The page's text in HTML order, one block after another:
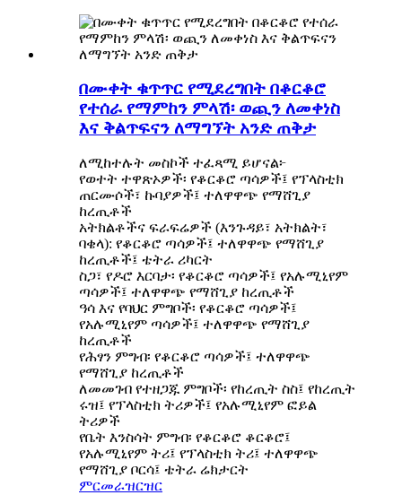
በሙቀት ቁጥጥር የሚደረግበት በቆርቆሮ
የተሰራ የማምከን ምላሽ፡ ወጪን ለመቀነስ
እና ቅልጥፍናን ለማግኘት አንድ ጠቅታ
ለሚከተሉት መስኮች ተፈጻሚ ይሆናል፦
የወተት ተዋጽኦዎች፡ የቆርቆሮ ጣሳዎች፤ የፕላስቲክ
ጠርሙሶች፣ ኩባያዎች፤ ተለዋዋጭ የማሸጊያ
ከረጢቶች
አትክልቶችና ፍራፍሬዎች (እንጉዳይ፣ አትክልት፣
ባቄላ): የቆርቆሮ ጣሳዎች፤ ተለዋዋጭ የማሸጊያ
ከረጢቶች፤ ቴትራ ሪካርት
ስጋ፣ የዶሮ እርባታ፡ የቆርቆሮ ጣሳዎች፤ የአሉሚኒየም
ጣሳዎች፤ ተለዋዋጭ የማሸጊያ ከረጢቶች
ዓሳ እና የባህር ምግቦች፡ የቆርቆሮ ጣሳዎች፤
የአሉሚኒየም ጣሳዎች፤ ተለዋዋጭ የማሸጊያ
ከረጢቶች
የሕፃን ምግብ፡ የቆርቆሮ ጣሳዎች፤ ተለዋዋጭ
የማሸጊያ ከረጢቶች
ለመመገብ የተዘጋጁ ምግቦች፡ የከረጢት ስስ፤ የከረጢት
ሩዝ፤ የፕላስቲክ ትሪዎች፤ የአሉሚኒየም ፎይል
ትሪዎች
የቤት እንስሳት ምግብ፡ የቆርቆሮ ቆርቆሮ፤
የአሉሚኒየም ትሪ፤ የፕላስቲክ ትሪ፤ ተለዋዋጭ
የማሸጊያ ቦርሳ፤ ቴትራ ሬክታርት
ምርመራዝርዝር